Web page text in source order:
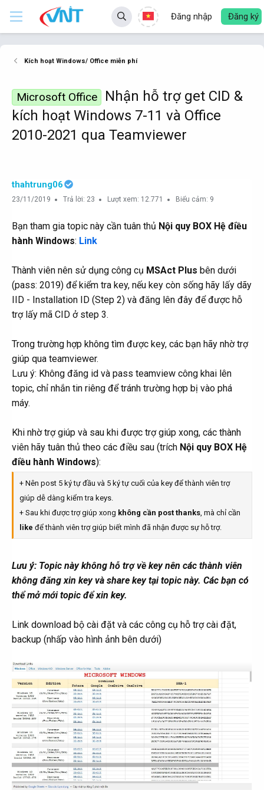
Đăng nhập Đăng ký
Kích hoạt Windows/ Office miễn phí
Microsoft Office
Nhận hỗ trợ get CID &
kích hoạt Windows 7-11 và Office
2010-2021 qua Teamviewer
thahtrung06
23/11/2019 Trả lời: 23 Lượt xem: 12.771 Biểu cảm: 9
Bạn tham gia topic này cần tuân thủ Nội quy BOX Hệ điều
hành Windows: Link
Thành viên nên sử dụng công cụ MSAct Plus bên dưới
(pass: 2019) để kiểm tra key, nếu key còn sống hãy lấy dãy
IID - Installation ID (Step 2) và đăng lên đây để được hỗ
trợ lấy mã CID ở step 3.
Trong trường hợp không tìm được key, các bạn hãy nhờ trợ
giúp qua teamviewer.
Lưu ý: Không đăng id và pass teamview công khai lên
topic, chỉ nhắn tin riêng để tránh trường hợp bị vào phá
máy.
Khi nhờ trợ giúp và sau khi được trợ giúp xong, các thành
viên hãy tuân thủ theo các điều sau (trích Nội quy BOX Hệ
điều hành Windows):
+ Nên post 5 ký tự đầu và 5 ký tự cuối của key để thành viên trợ
giúp dễ dàng kiểm tra keys.
+ Sau khi được trợ giúp xong không cần post thanks, mà chỉ cần
like để thành viên trợ giúp biết mình đã nhận được sự hỗ trợ.
Lưu ý: Topic này không hỗ trợ về key nên các thành viên
không đăng xin key và share key tại topic này. Các bạn có
thể mở mới topic để xin key.
Link download bộ cài đặt và các công cụ hỗ trợ cài đặt,
backup (nhấp vào hình ảnh bên dưới)